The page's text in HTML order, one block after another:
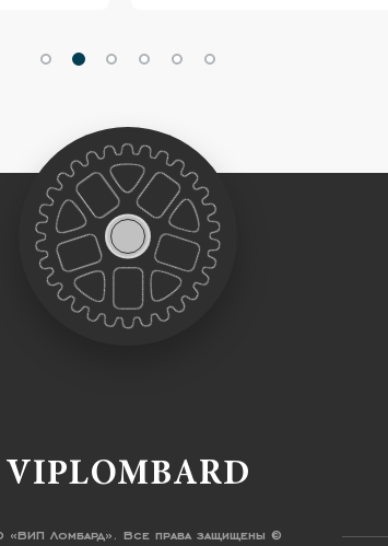
VIPLOMBARD
«ВИП Ломбард». Все права защищены ©